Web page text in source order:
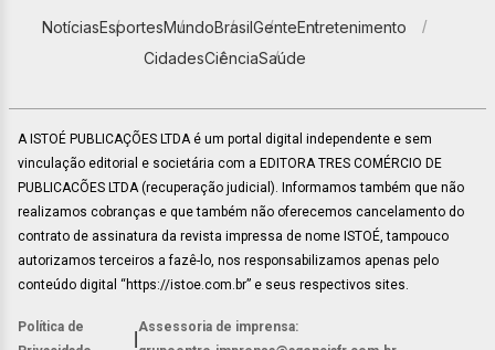
NotíciasEsportesMundoBrasilGenteEntretenimento
CidadesCiênciaSaúde
A ISTOÉ PUBLICAÇÕES LTDA é um portal digital independente e sem
vinculação editorial e societária com a EDITORA TRES COMÉRCIO DE
PUBLICACÕES LTDA (recuperação judicial). Informamos também que não
realizamos cobranças e que também não oferecemos cancelamento do
contrato de assinatura da revista impressa de nome ISTOÉ, tampouco
autorizamos terceiros a fazê-lo, nos responsabilizamos apenas pelo
conteúdo digital “https://istoe.com.br” e seus respectivos sites.
Política de
Assessoria de imprensa: